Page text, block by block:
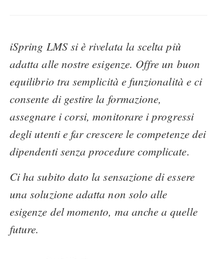
iSpring LMS si è rivelata la scelta più
adatta alle nostre esigenze. Offre un buon
equilibrio tra semplicità e funzionalità e ci
consente di gestire la formazione,
assegnare i corsi, monitorare i progressi
degli utenti e far crescere le competenze dei
dipendenti senza procedure complicate.
Ci ha subito dato la sensazione di essere
una soluzione adatta non solo alle
esigenze del momento, ma anche a quelle
future.